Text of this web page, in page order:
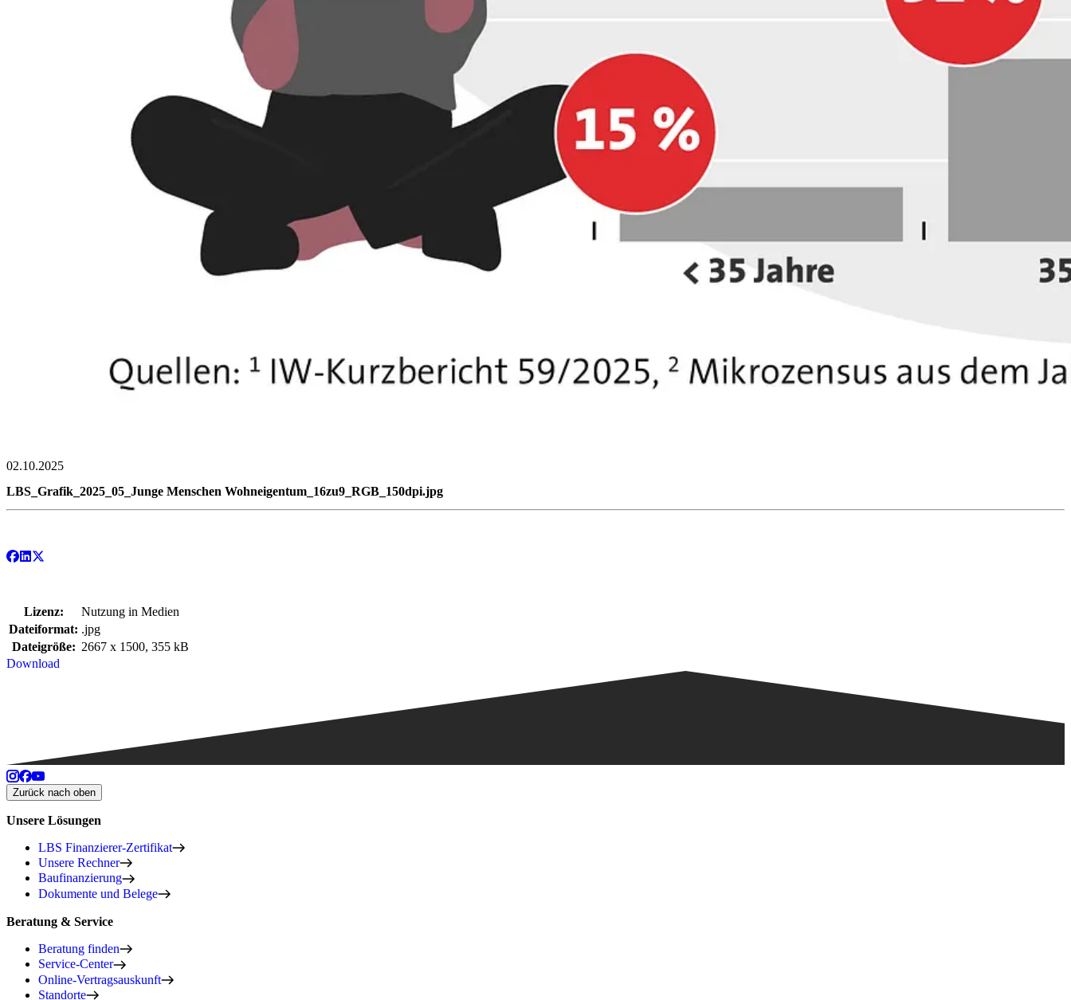
02.10.2025
LBS_Grafik_2025_05_Junge Menschen Wohneigentum_16zu9_RGB_150dpi.jpg
Lizenz:
Nutzung in Medien
Dateiformat: .jpg
Dateigröße: 2667 x 1500, 355 kB
Download
Zurück nach oben
Unsere Lösungen
LBS Finanzierer-Zertifikat
Unsere Rechner
Baufinanzierung
Dokumente und Belege
Beratung & Service
Beratung finden
Service-Center
Online-Vertragsauskunft
Standorte